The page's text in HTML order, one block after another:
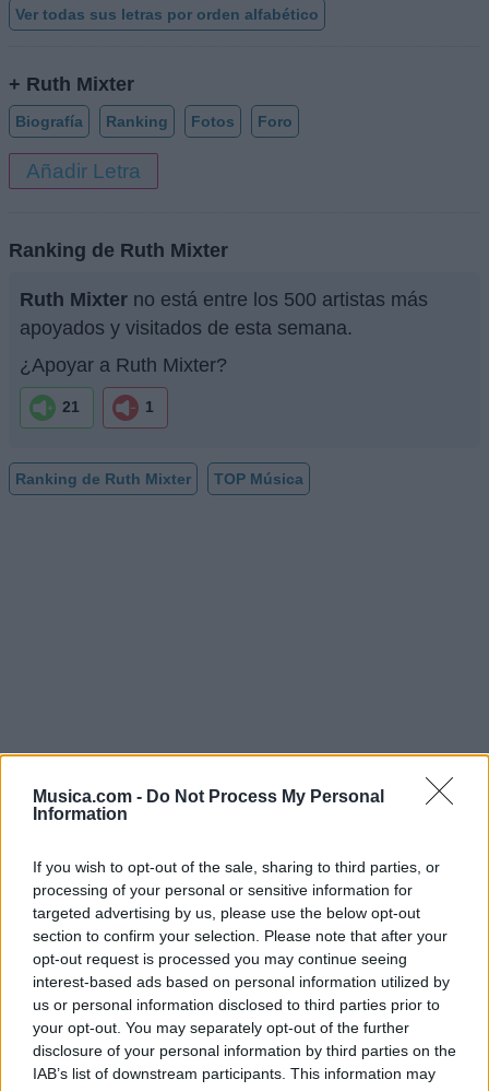
Musica.com - Do Not Process My Personal
Information
If you wish to opt-out of the sale, sharing to third parties, or
processing of your personal or sensitive information for
targeted advertising by us, please use the below opt-out
section to confirm your selection. Please note that after your
opt-out request is processed you may continue seeing
interest-based ads based on personal information utilized by
us or personal information disclosed to third parties prior to
your opt-out. You may separately opt-out of the further
disclosure of your personal information by third parties on the
IAB’s list of downstream participants. This information may
Ver todas sus letras por orden alfabético
+ Ruth Mixter
Biografía Ranking Fotos Foro
Añadir Letra
Ranking de Ruth Mixter
Ruth Mixter no está entre los 500 artistas más
apoyados y visitados de esta semana.
¿Apoyar a Ruth Mixter?
21 1
Ranking de Ruth Mixter TOP Música
Música Relacionada
Julissa
Marcos Witt